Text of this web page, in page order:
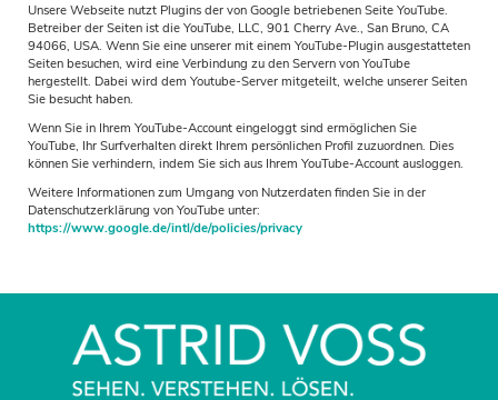
Unsere Webseite nutzt Plugins der von Google betriebenen Seite YouTube.
Betreiber der Seiten ist die YouTube, LLC, 901 Cherry Ave., San Bruno, CA
94066, USA. Wenn Sie eine unserer mit einem YouTube-Plugin ausgestatteten
Seiten besuchen, wird eine Verbindung zu den Servern von YouTube
hergestellt. Dabei wird dem Youtube-Server mitgeteilt, welche unserer Seiten
Sie besucht haben.
Wenn Sie in Ihrem YouTube-Account eingeloggt sind ermöglichen Sie
YouTube, Ihr Surfverhalten direkt Ihrem persönlichen Profil zuzuordnen. Dies
können Sie verhindern, indem Sie sich aus Ihrem YouTube-Account ausloggen.
Weitere Informationen zum Umgang von Nutzerdaten finden Sie in der
Datenschutzerklärung von YouTube unter:
https://www.google.de/intl/de/policies/privacy